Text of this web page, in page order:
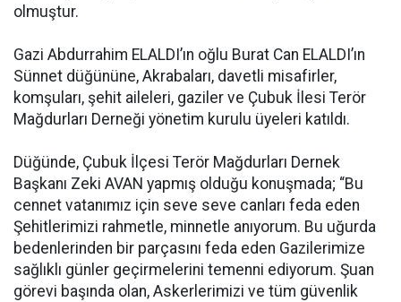
olmuştur.
Gazi Abdurrahim ELALDI’ın oğlu Burat Can ELALDI’ın
Sünnet düğününe, Akrabaları, davetli misafirler,
komşuları, şehit aileleri, gaziler ve Çubuk İlesi Terör
Mağdurları Derneği yönetim kurulu üyeleri katıldı.
Düğünde, Çubuk İlçesi Terör Mağdurları Dernek
Başkanı Zeki AVAN yapmış olduğu konuşmada; “Bu
cennet vatanımız için seve seve canları feda eden
Şehitlerimizi rahmetle, minnetle anıyorum. Bu uğurda
bedenlerinden bir parçasını feda eden Gazilerimize
sağlıklı günler geçirmelerini temenni ediyorum. Şuan
görevi başında olan, Askerlerimizi ve tüm güvenlik